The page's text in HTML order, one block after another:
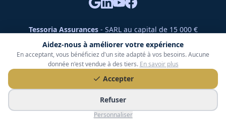
Aidez-nous à améliorer votre expérience
En acceptant, vous bénéficiez d'un site adapté à vos besoins. Aucune
donnée n'est vendue à des tiers. En savoir plus
Accepter
Refuser
Personnaliser
Tessoria Assurances- SARL au capital de 15 000 €
ORIAS n° 25007309 - RCS 990 206 179 - Membre du réseau
360 Courtage
RC Pro : Klarity - Contrat n° CCOUK000785
49 chemin des Gardettes Sine, 06570 Saint-Paul-de-Vence
© Tessoria Assurances. Tous droits réservés.